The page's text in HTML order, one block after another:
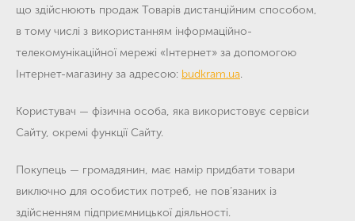
що здійснюють продаж Товарів дистанційним способом,
в тому числі з використанням інформаційно-
телекомунікаційної мережі «Інтернет» за допомогою
Інтернет-магазину за адресою: budkram.ua.
Користувач — фізична особа, яка використовує сервіси
Сайту, окремі функції Сайту.
Покупець — громадянин, має намір придбати товари
виключно для особистих потреб, не пов’язаних із
здійсненням підприємницької діяльності.